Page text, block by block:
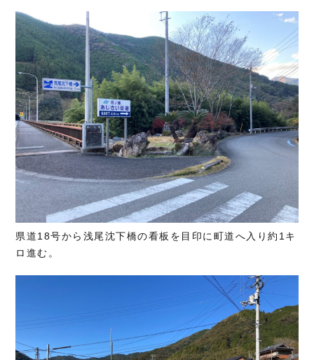
県道18号から浅尾沈下橋の看板を目印に町道へ入り約1キ
ロ進む。